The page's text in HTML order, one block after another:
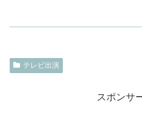
テレビ出演
スポンサ